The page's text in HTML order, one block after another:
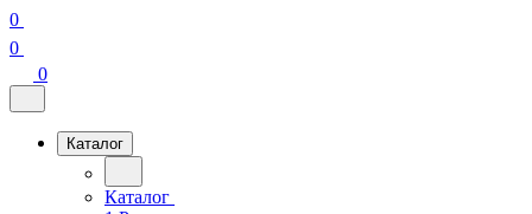
0
0
0
Каталог
Каталог